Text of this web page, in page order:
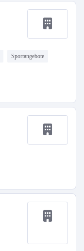
Sportangebote